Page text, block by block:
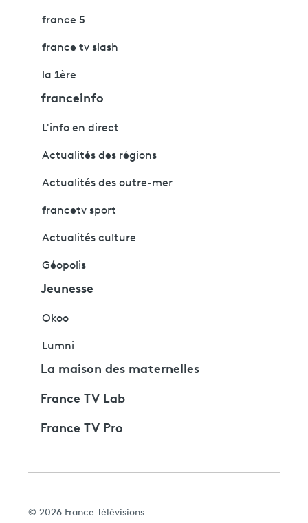
france 5
france tv slash
la 1ère
franceinfo
L'info en direct
Actualités des régions
Actualités des outre-mer
francetv sport
Actualités culture
Géopolis
Jeunesse
Okoo
Lumni
La maison des maternelles
France TV Lab
France TV Pro
© 2026 France Télévisions